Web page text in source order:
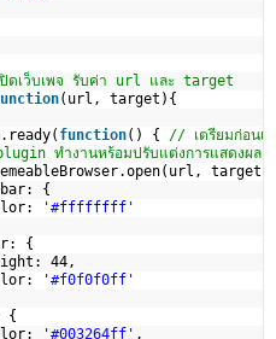
ปิดเว็บเพจ รับค่า url และ target
(url, target){
function() { // เตรียมก่อนเ
ทำงานหร้อมปรับแต่งการแสดงผล
{
'#ffffffff'
{
44,
'#f0f0f0ff'
{
'#003264ff' ,